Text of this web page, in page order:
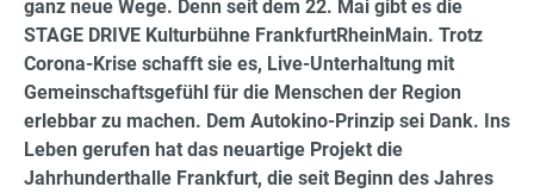
ganz neue Wege. Denn seit dem 22. Mai gibt es die
STAGE DRIVE Kulturbühne FrankfurtRheinMain. Trotz
Corona-Krise schafft sie es, Live-Unterhaltung mit
Gemeinschaftsgefühl für die Menschen der Region
erlebbar zu machen. Dem Autokino-Prinzip sei Dank. Ins
Leben gerufen hat das neuartige Projekt die
Jahrhunderthalle Frankfurt, die seit Beginn des Jahres